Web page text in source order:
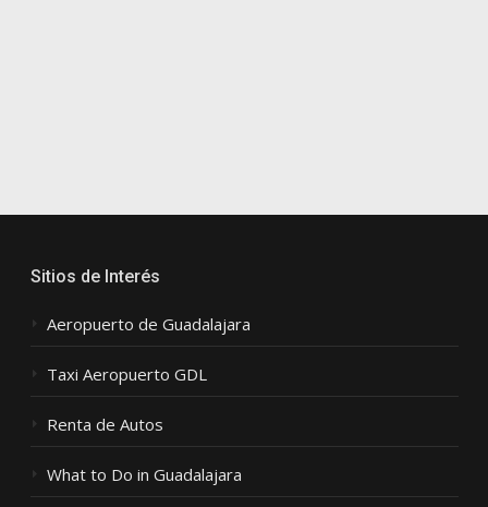
Sitios de Interés
Aeropuerto de Guadalajara
Taxi Aeropuerto GDL
Renta de Autos
What to Do in Guadalajara